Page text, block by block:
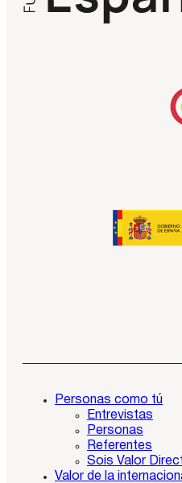
Personas como tú
Entrevistas
Personas
Referentes
Sois Valor
Valor de la